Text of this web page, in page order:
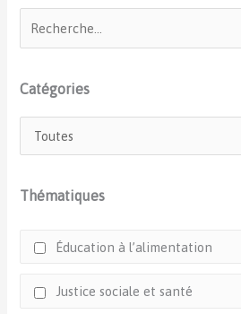
Catégories
Thématiques
Éducation à l’alimentation
Justice sociale et santé